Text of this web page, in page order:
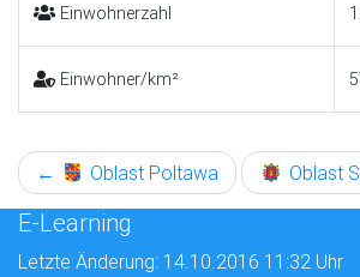
Einwohnerzahl
Einwohner/km²
← Oblast Poltawa Oblast
E-Learning
Letzte Änderung: 14.10.2016 11:32 Uhr